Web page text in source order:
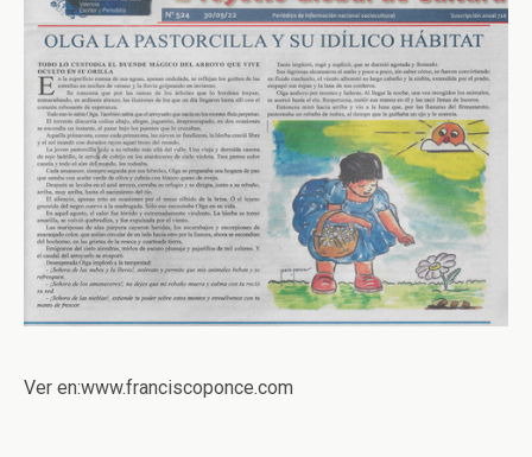
Ver en:www.franciscoponce.com